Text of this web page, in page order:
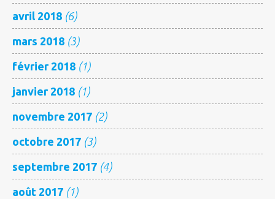
avril 2018 (6)
mars 2018 (3)
février 2018 (1)
janvier 2018 (1)
novembre 2017 (2)
octobre 2017 (3)
septembre 2017 (4)
août 2017 (1)